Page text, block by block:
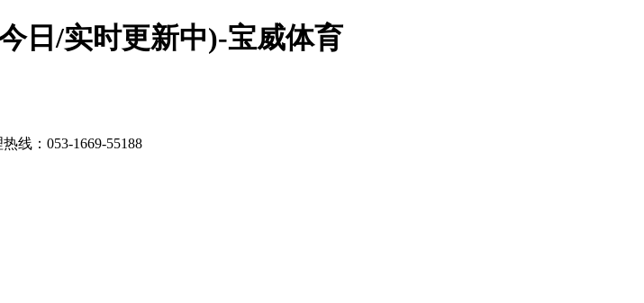
日/实时更新中)-宝威体育
线：053-1669-55188